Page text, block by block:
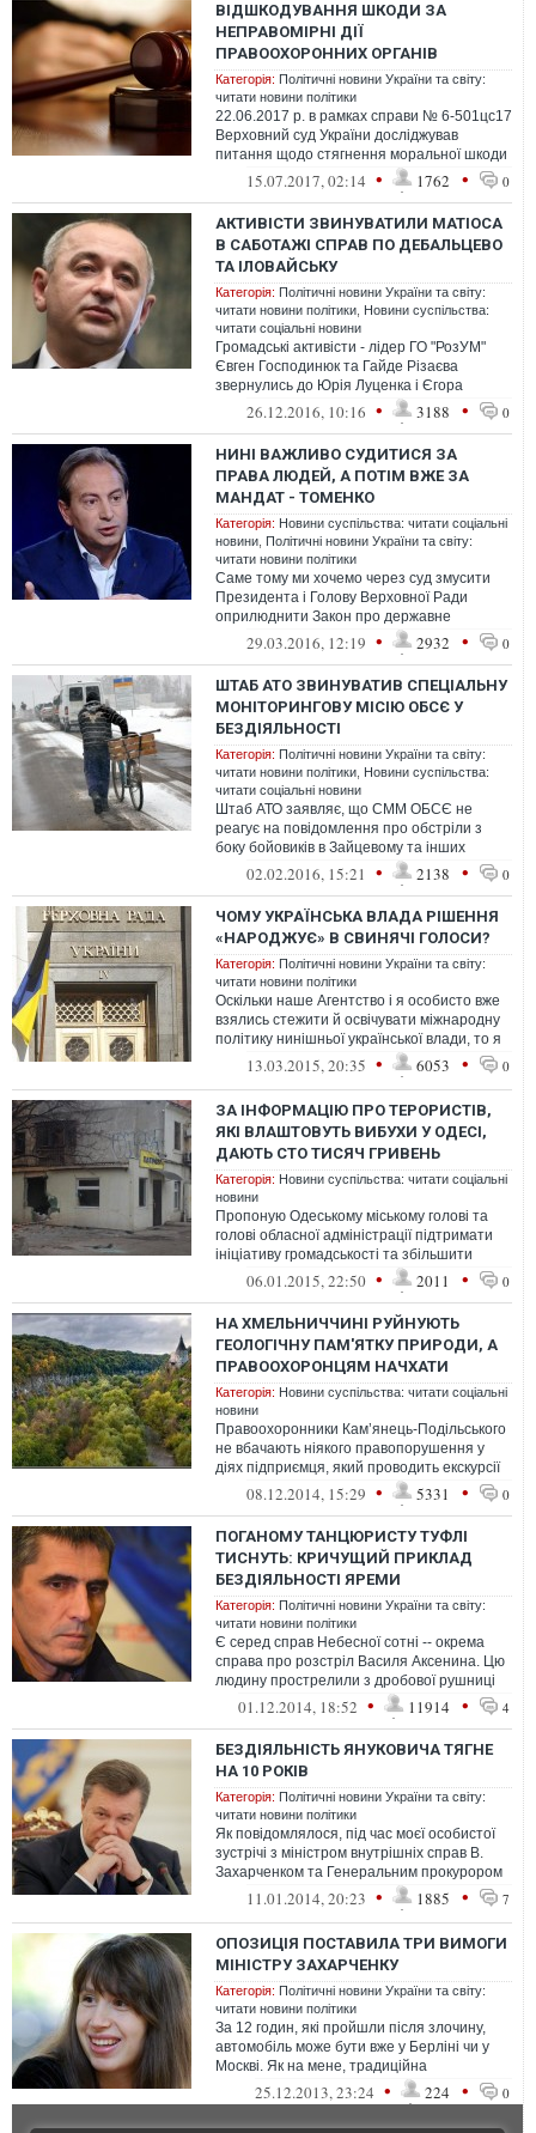
ВІДШКОДУВАННЯ ШКОДИ ЗА
НЕПРАВОМІРНІ ДІЇ
ПРАВООХОРОННИХ ОРГАНІВ
Категорія: Політичні новини України та світу:
читати новини політики
22.06.2017 р. в рамках справи № 6-501цс17
Верховний суд України досліджував
питання щодо стягнення моральної шкоди
за неправомірні рішення, дії та бе...
15.07.2017, 02:14 • 1762 • 0
АКТИВІСТИ ЗВИНУВАТИЛИ МАТІОСА
В САБОТАЖІ СПРАВ ПО ДЕБАЛЬЦЕВО
ТА ІЛОВАЙСЬКУ
Категорія: Політичні новини України та світу:
читати новини політики Новини суспільства:
читати соціальні новини
Громадські активісти - лідер ГО "РозУМ"
Євген Господинюк та Гайде Різаєва
звернулись до Юрія Луценка і Єгора
Соболєва з вимогою провести
розслідування...
26.12.2016, 10:16 • 3188 • 0
НИНІ ВАЖЛИВО СУДИТИСЯ ЗА
ПРАВА ЛЮДЕЙ, А ПОТІМ ВЖЕ ЗА
МАНДАТ - ТОМЕНКО
Категорія: Новини суспільства: читати соціальні
новини Політичні новини України та світу:
читати новини політики
Саме тому ми хочемо через суд змусити
Президента і Голову Верховної Ради
оприлюднити Закон про державне
фінансування профтехучилищ, виплатити
29.03.2016, 12:19 • 2932 • 0
ШТАБ АТО ЗВИНУВАТИВ СПЕЦІАЛЬНУ
МОНІТОРИНГОВУ МІСІЮ ОБСЄ У
БЕЗДІЯЛЬНОСТІ
Категорія: Політичні новини України та світу:
читати новини політики Новини суспільства:
читати соціальні новини
Штаб АТО заявляє, що СММ ОБСЄ не
реагує на повідомлення про обстріли з
боку бойовиків в Зайцевому та інших
населених пунктах.
02.02.2016, 15:21 • 2138 • 0
ЧОМУ УКРАЇНСЬКА ВЛАДА РІШЕННЯ
«НАРОДЖУЄ» В СВИНЯЧІ ГОЛОСИ?
Категорія: Політичні новини України та світу:
читати новини політики
Оскільки наше Агентство і я особисто вже
взялись стежити й освічувати міжнародну
політику нинішньої української влади, то я
продовжу. Почну з негативу...
13.03.2015, 20:35 • 6053 • 0
ЗА ІНФОРМАЦІЮ ПРО ТЕРОРИСТІВ,
ЯКІ ВЛАШТОВУТЬ ВИБУХИ У ОДЕСІ,
ДАЮТЬ СТО ТИСЯЧ ГРИВЕНЬ
Категорія: Новини суспільства: читати соціальні
новини
Пропоную Одеському міському голові та
голові обласної адміністрації підтримати
ініціативу громадськості та збільшити
фонд винагороди за затримання тер...
06.01.2015, 22:50 • 2011 • 0
НА ХМЕЛЬНИЧЧИНІ РУЙНУЮТЬ
ГЕОЛОГІЧНУ ПАМ'ЯТКУ ПРИРОДИ, А
ПРАВООХОРОНЦЯМ НАЧХАТИ
Категорія: Новини суспільства: читати соціальні
новини
Правоохоронники Кам’янець-Подільського
не вбачають ніякого правопорушення у
діях підприємця, який проводить екскурсії
на БРДМі по геологічній па...
08.12.2014, 15:29 • 5331 • 0
ПОГАНОМУ ТАНЦЮРИСТУ ТУФЛІ
ТИСНУТЬ: КРИЧУЩИЙ ПРИКЛАД
БЕЗДІЯЛЬНОСТІ ЯРЕМИ
Категорія: Політичні новини України та світу:
читати новини політики
Є серед справ Небесної сотні -- окрема
справа про розстріл Василя Аксенина. Цю
людину прострелили з дробової рушниці
біля квітникового годинника 20 лю...
01.12.2014, 18:52 • 11914 • 4
БЕЗДІЯЛЬНІСТЬ ЯНУКОВИЧА ТЯГНЕ
НА 10 РОКІВ
Категорія: Політичні новини України та світу:
читати новини політики
Як повідомлялося, під час моєї особистої
зустрічі з міністром внутрішніх справ В.
Захарченком та Генеральним прокурором
В. Пшонкою, я вимагав на час р...
11.01.2014, 20:23 • 1885 • 7
ОПОЗИЦІЯ ПОСТАВИЛА ТРИ ВИМОГИ
МІНІСТРУ ЗАХАРЧЕНКУ
Категорія: Політичні новини України та світу:
читати новини політики
За 12 годин, які пройшли після злочину,
автомобіль може бути вже у Берліні чи у
Москві. Як на мене, традиційна
бездіяльність міліції, яка межує з &laq...
25.12.2013, 23:24 • 224 • 0